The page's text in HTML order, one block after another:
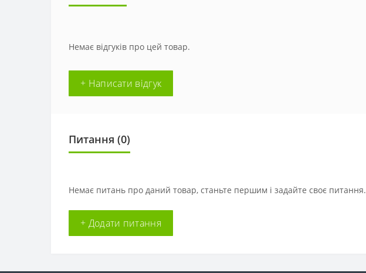
Немає відгуків про цей товар.
+ Написати відгук
Питання (0)
Немає питань про даний товар, станьте першим і задайте своє питання.
+ Додати питання